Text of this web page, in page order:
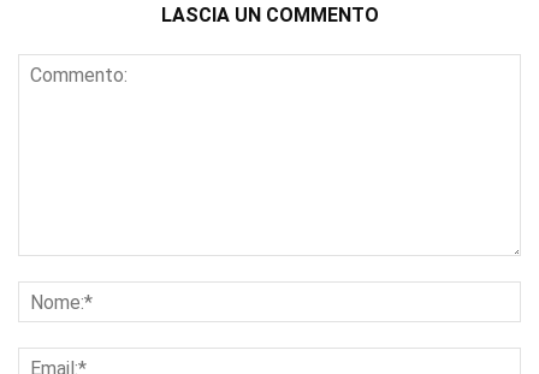
LASCIA UN COMMENTO